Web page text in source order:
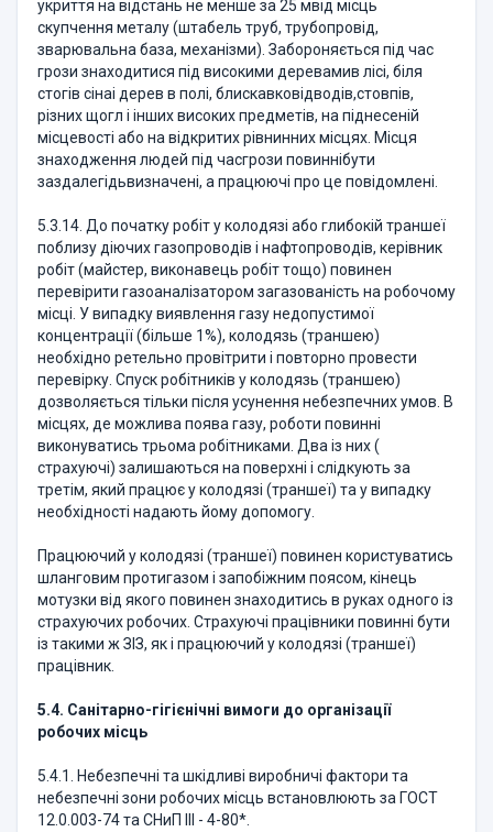
укриття на відстань не менше за 25 мвід місць
скупчення металу (штабель труб, трубопровід,
зварювальна база, механізми). Забороняється під час
грози знаходитися під високими деревамив лісі, біля
стогів сінаі дерев в полі, блискавковідводів,стовпів,
різних щогл і інших високих предметів, на піднесеній
місцевості або на відкритих рівнинних місцях. Місця
знаходження людей під часгрози повиннібути
заздалегідьвизначені, а працюючі про це повідомлені.
5.3.14. До початку робіт у колодязі або глибокій траншеї
поблизу діючих газопроводів і нафтопроводів, керівник
робіт (майстер, виконавець робіт тощо) повинен
перевірити газоаналізатором загазованість на робочому
місці. У випадку виявлення газу недопустимої
концентрації (більше 1%), колодязь (траншею)
необхідно ретельно провітрити і повторно провести
перевірку. Спуск робітників у колодязь (траншею)
дозволяється тільки після усунення небезпечних умов. В
місцях, де можлива поява газу, роботи повинні
виконуватись трьома робітниками. Два із них (
страхуючі) залишаються на поверхні і слідкують за
третім, який працює у колодязі (траншеї) та у випадку
необхідності надають йому допомогу.
Працюючий у колодязі (траншеї) повинен користуватись
шланговим протигазом і запобіжним поясом, кінець
мотузки від якого повинен знаходитись в руках одного із
страхуючих робочих. Страхуючі працівники повинні бути
із такими ж ЗІЗ, як і працюючий у колодязі (траншеї)
працівник.
5.4. Санітарно-гігієнічні вимоги до організації
робочих місць
5.4.1. Небезпечні та шкідливі виробничі фактори та
небезпечні зони робочих місць встановлюють за ГОСТ
12.0.003-74 та СНиП ІІІ - 4-80*.